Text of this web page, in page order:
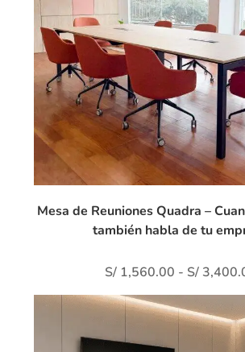
Mesa de Reuniones Quadra –
también habla de tu
S/1,560.00 - S/